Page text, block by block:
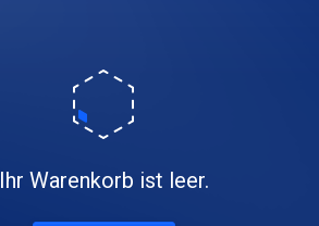
Ihr Warenkorb ist leer.